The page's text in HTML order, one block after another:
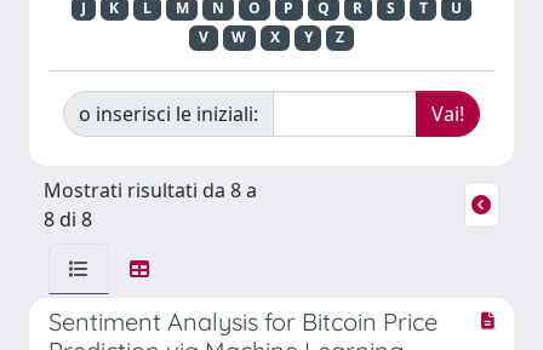
J
K L M N O P Q R S T
U
V
W X Y Z
o inserisci le iniziali:
Mostrati risultati da 8 a
8 di 8
Sentiment Analysis for Bitcoin Price